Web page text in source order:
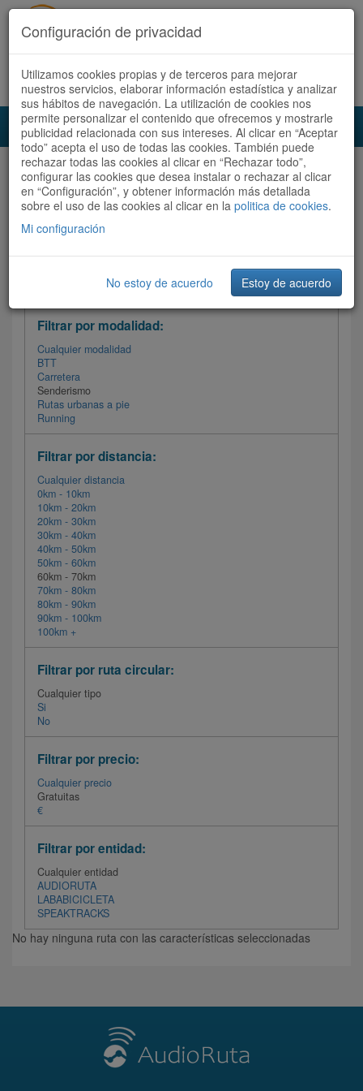
Acceder Registrate ahora Español | Català
Audioruta Todas las rutas
Todas las rutas Ordenar por:Más recientes
Filtrar las rutas
Filtrar por modalidad:
Cualquier modalidad
BTT
Carretera
Senderismo
Rutas urbanas a pie
Running
Filtrar por distancia:
Cualquier distancia
0km - 10km
10km - 20km
20km - 30km
30km - 40km
40km - 50km
50km - 60km
60km - 70km
70km - 80km
80km - 90km
90km - 100km
100km +
Filtrar por ruta circular:
Cualquier tipo
Si
No
Filtrar por precio:
Cualquier precio
Gratuitas
€
Filtrar por entidad:
Cualquier entidad
AUDIORUTA
LABABICICLETA
SPEAKTRACKS
No hay ninguna ruta con las características seleccionadas
Configuración de privacidad
Utilizamos cookies propias y de terceros para mejorar
nuestros servicios, elaborar información estadística y analizar
sus hábitos de navegación. La utilización de cookies nos
permite personalizar el contenido que ofrecemos y mostrarle
publicidad relacionada con sus intereses. Al clicar en “Aceptar
todo” acepta el uso de todas las cookies. También puede
rechazar todas las cookies al clicar en “Rechazar todo”,
configurar las cookies que desea instalar o rechazar al clicar
en “Configuración”, y obtener información más detallada
sobre el uso de las cookies al clicar en la politica de cookies.
Mi configuración
No estoy de acuerdo Estoy de acuerdo